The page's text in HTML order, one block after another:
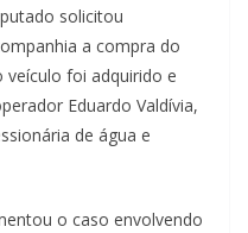
solicitou
a compra do
foi adquirido e
Eduardo Valdívia,
de água e
o caso envolvendo